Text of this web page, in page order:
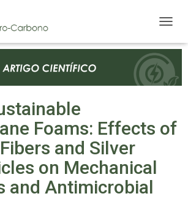
L
E
R
N
A
Foams: Effects of
and Silver
on Mechanical
and Antimicrobial